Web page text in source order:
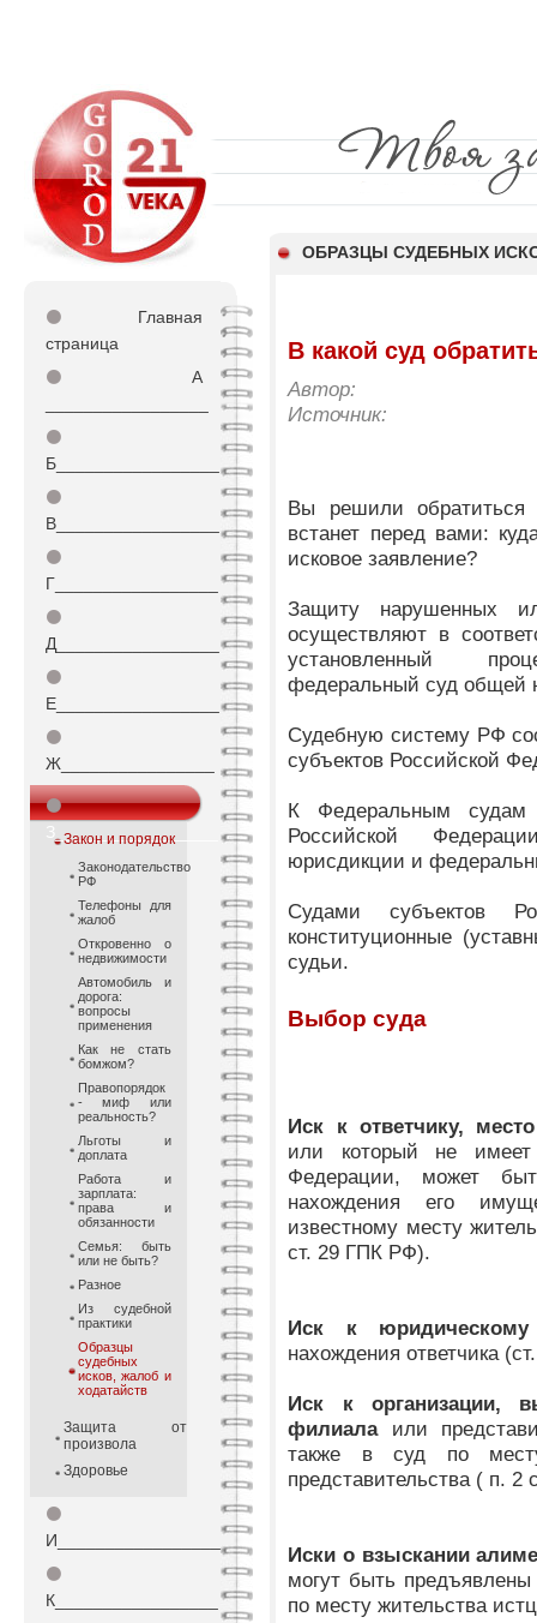
ОБРАЗЦЫ СУДЕБНЫХ
⚫
Главная
страница
⚫
А
⚫
Б_________________
⚫
В_________________
⚫
Г_________________
⚫
Д_________________
⚫
Е_________________
⚫
Ж________________
⚫
З_________________
Закон и порядок
Законодательство
РФ
Телефоны для
жалоб
Откровенно о
недвижимости
Автомобиль и
дорога:
вопросы
применения
Как не стать
бомжом?
Правопорядок
- миф или
реальность?
Льготы и
доплата
Работа и
зарплата:
права и
обязанности
Семья: быть
или не быть?
Разное
Из судебной
практики
Образцы
судебных
исков, жалоб и
ходатайств
Защита от
произвола
Здоровье
⚫
И_________________
⚫
К_________________
В какой суд
Автор:
Источник:
Вы решили
встанет перед вами:
исковое заявление?
Защиту нарушенных
осуществляют в
установленный
федеральный суд общей
Судебную систему РФ
субъектов Российской
К Федеральным судам
Российской
юрисдикции и
Судами субъектов
конституционные
судьи.
Выбор суда
Иск к ответчику,
или который не имеет
Федерации, может
нахождения его
известному месту
ст. 29 ГПК РФ).
Иск к
нахождения ответчика
Иск к организации,
филиала или
также в суд по
представительства ( п.
Иски о взыскании
могут быть
по месту жительства